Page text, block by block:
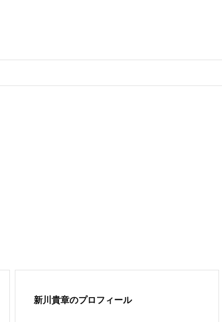
新川貴章のプロフィール